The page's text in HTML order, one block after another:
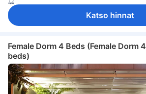
Katso hinnat
Female Dorm 4 Beds (Female Dorm 4
beds)